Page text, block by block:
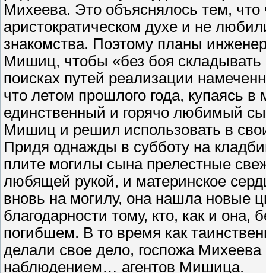
Михеева. Это объяснялось тем,
аристократическом духе и не
знакомства. Поэтому планы
Мишиц, чтобы «без боя складывать
поисках путей реализации
что летом прошлого года, купаясь
единственный и горячо любимый
Мишиц и решил использовать в
Придя однажды в субботу на
плите могилы сына прелестные
любящей рукой, и материнское
вновь на могилу, она нашла новые
благодарности тому, кто, как и она,
погибшем. В то время как
делали свое дело, госпожа
наблюдением… агентов Мишица.